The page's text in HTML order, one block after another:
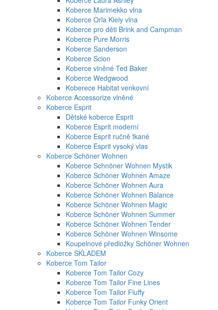
Koberce Marimekko vlna
Koberce Orla Kiely vlna
Koberce pro děti Brink and Campman
Koberce Pure Morris
Koberce Sanderson
Koberce Scion
Koberce vlněné Ted Baker
Koberce Wedgwood
Koberece Habitat venkovní
Koberce Accessorize vlněné
Koberce Esprit
Dětské koberce Esprit
Koberce Esprit moderní
Koberce Esprit ručně tkané
Koberce Esprit vysoký vlas
Koberce Schöner Wohnen
Koberce Schnöner Wohnen Mystik
Koberce Schöner Wohnen Amaze
Koberce Schöner Wohnen Aura
Koberce Schöner Wohnen Balance
Koberce Schöner Wohnen Magic
Koberce Schöner Wohnen Summer
Koberce Schöner Wohnen Tender
Koberce Schöner Wohnen Winsome
Koupelnové předložky Schöner Wohnen
Koberce SKLADEM
Koberce Tom Tailor
Koberce Tom Tailor Cozy
Koberce Tom Tailor Fine Lines
Koberce Tom Tailor Fluffy
Koberce Tom Tailor Funky Orient